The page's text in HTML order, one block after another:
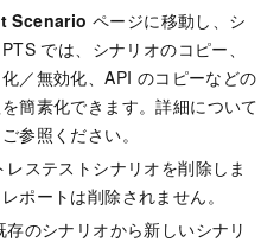
Scenario ページに移動し、シ
では、シナリオのコピー、
／無効化、API のコピーなどの
簡素化できます。詳細について
ご参照ください。
ステストシナリオを削除しま
ポートは削除されません。
のシナリオから新しいシナリ